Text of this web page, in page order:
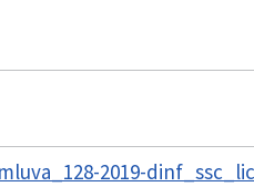
2019-